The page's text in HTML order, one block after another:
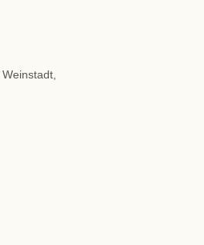
Weinstadt